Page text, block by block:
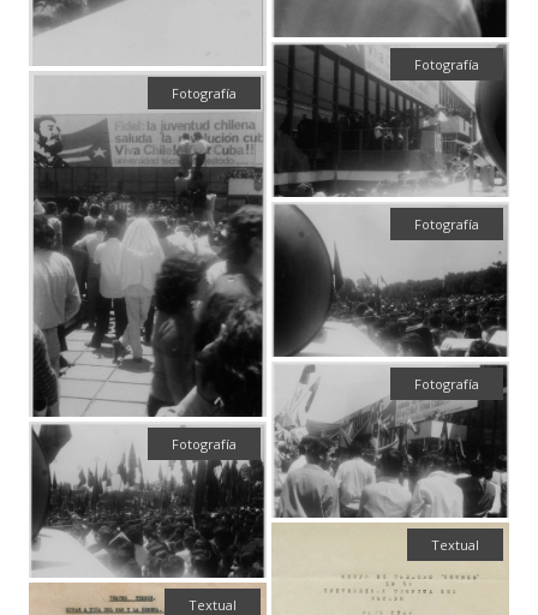
Fotografía
Fotografía
Fotografía
Fotografía
Fotografía
Textual
Textual